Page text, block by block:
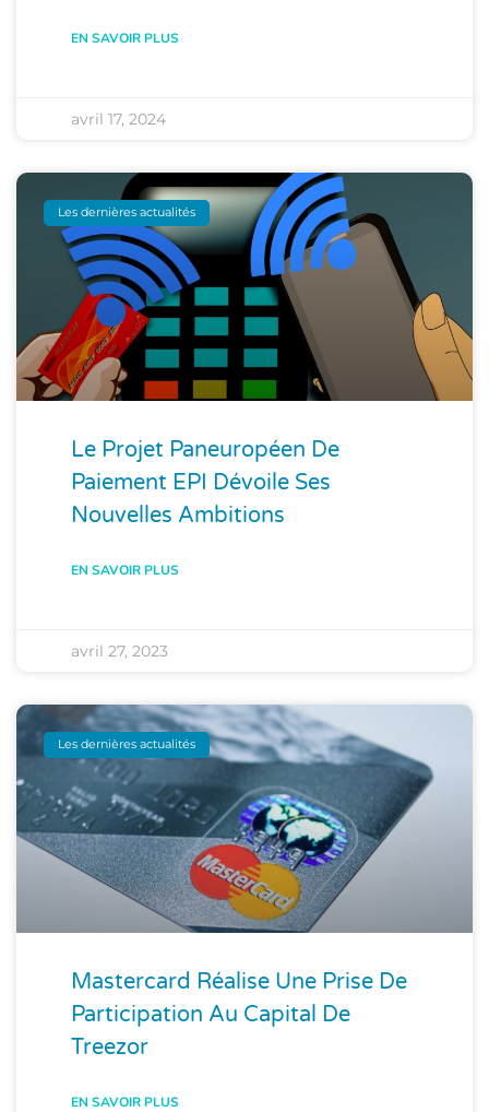
EN SAVOIR PLUS
avril 17, 2024
Les dernières actualités
Le Projet Paneuropéen De
Paiement EPI Dévoile Ses
Nouvelles Ambitions
EN SAVOIR PLUS
avril 27, 2023
Les dernières actualités
Mastercard Réalise Une Prise De
Participation Au Capital De
Treezor
EN SAVOIR PLUS